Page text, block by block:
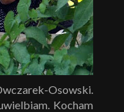
Osowski.
Kocham